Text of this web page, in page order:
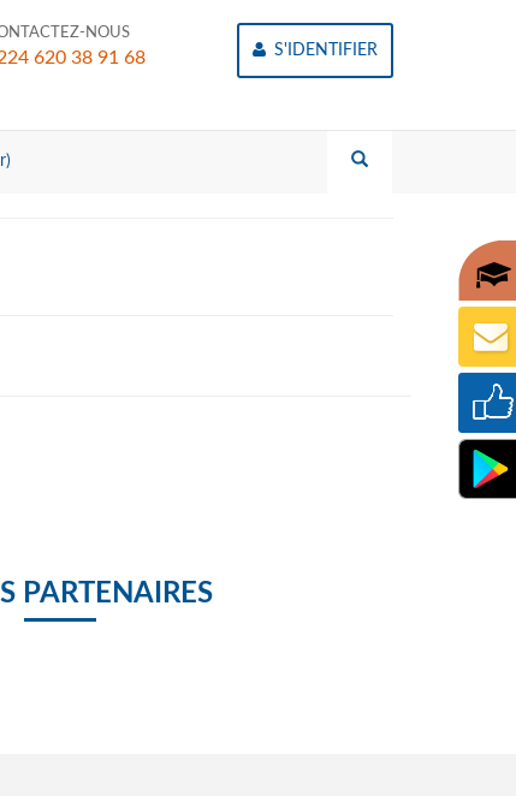
NOUS
620 38 91 68 S'IDENTIFIER
PARTENAIRES